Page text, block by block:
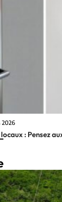
2026
: Pensez